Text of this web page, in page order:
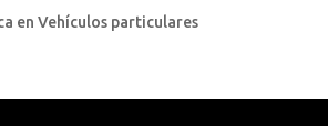
en Vehículos particulares